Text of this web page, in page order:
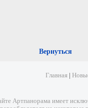
Вернуться
Главная
Артпанорама имеет